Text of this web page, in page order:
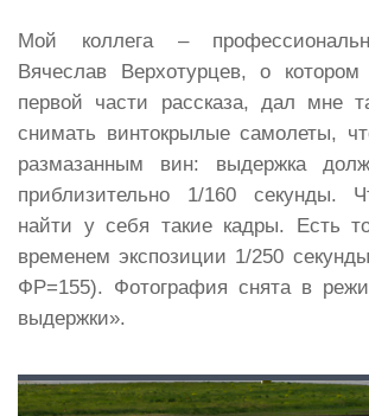
Мой коллега –
Вячеслав Верхотурцев, о
первой части рассказа, дал мне
снимать винтокрылые самолеты,
размазанным вин: выдержка
приблизительно 1/160 секунды.
найти у себя такие кадры. Есть
временем экспозиции 1/250
ФР=155). Фотография снята в
выдержки».